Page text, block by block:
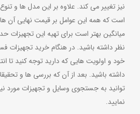
نیز تغییر می کند. علاوه بر این مدل ها و
است که همه این عوامل بر قیمت نهایی آن ها
نظر داشته باشید. در هنگام خرید تجهیزات
خود و اولویت هایی که دارید توجه کنید تا
داشته باشید. بعد از آن که بررسی ها و
توانید به جستجوی وسایل و تجهیزات مورد
نمایید.